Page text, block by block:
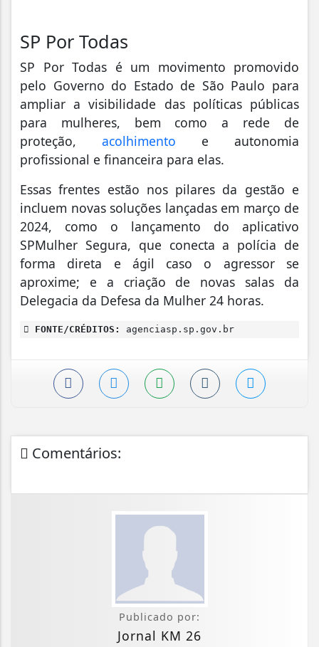
SP Por Todas
SP Por Todas é um movimento promovido
pelo Governo do Estado de São Paulo para
ampliar a visibilidade das políticas públicas
para mulheres, bem como a rede de
proteção, acolhimento e autonomia
profissional e financeira para elas.
Essas frentes estão nos pilares da gestão e
incluem novas soluções lançadas em março de
2024, como o lançamento do aplicativo
SPMulher Segura, que conecta a polícia de
forma direta e ágil caso o agressor se
aproxime; e a criação de novas salas da
Delegacia da Defesa da Mulher 24 horas.
FONTE/CRÉDITOS: agenciasp.sp.gov.br
Comentários:
Publicado por:
Jornal KM 26